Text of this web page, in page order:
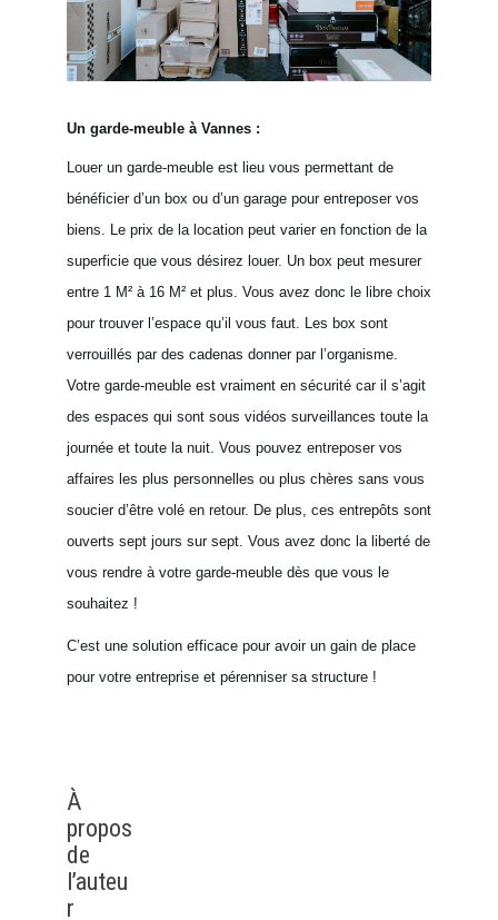
Un garde-meuble à Vannes :
Louer un garde-meuble est lieu vous permettant de
bénéficier d’un box ou d’un garage pour entreposer vos
biens. Le prix de la location peut varier en fonction de la
superficie que vous désirez louer. Un box peut mesurer
entre 1 M² à 16 M² et plus. Vous avez donc le libre choix
pour trouver l’espace qu’il vous faut. Les box sont
verrouillés par des cadenas donner par l’organisme.
Votre garde-meuble est vraiment en sécurité car il s’agit
des espaces qui sont sous vidéos surveillances toute la
journée et toute la nuit. Vous pouvez entreposer vos
affaires les plus personnelles ou plus chères sans vous
soucier d’être volé en retour. De plus, ces entrepôts sont
ouverts sept jours sur sept. Vous avez donc la liberté de
vous rendre à votre garde-meuble dès que vous le
souhaitez !
C’est une solution efficace pour avoir un gain de place
pour votre entreprise et pérenniser sa structure !
À
propos
de
l’auteu
r